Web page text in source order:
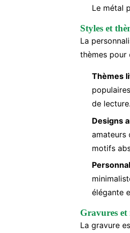
Le métal
Styles et
La
thèmes pour
Thèmes
de
Designs
amateurs
motifs
élégante
Gravures et
La gravure